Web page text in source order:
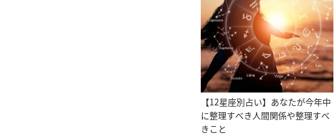
【12星座別占い】あなたが今年中
に整理すべき人間関係や整理すべ
きこと